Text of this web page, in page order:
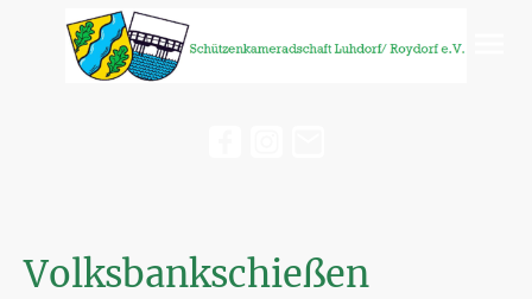
Volksbankschießen